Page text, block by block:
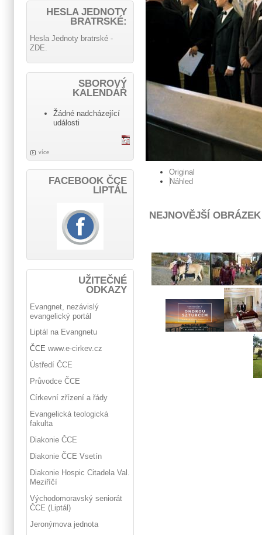
Original
Náhled
NEJNOVĚJŠÍ OBRÁZEK
HESLA JEDNOTY
BRATRSKÉ:
Hesla Jednoty bratrské -
ZDE.
SBOROVÝ
KALENDÁŘ
Žádné nadcházející
události
více
FACEBOOK ČCE
LIPTÁL
UŽITEČNÉ
ODKAZY
Evangnet, nezávislý
evangelický portál
Liptál na Evangnetu
ČCE www.e-cirkev.cz
Ústředí ČCE
Průvodce ČCE
Církevní zřízení a řády
Evangelická teologická
fakulta
Diakonie ČCE
Diakonie ČCE Vsetín
Diakonie Hospic Citadela Val.
Meziříčí
Východomoravský seniorát
ČCE (Liptál)
Jeronýmova jednota